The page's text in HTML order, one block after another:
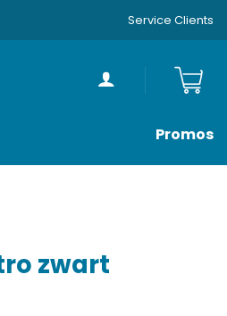
Service Clients
Promos
zwart